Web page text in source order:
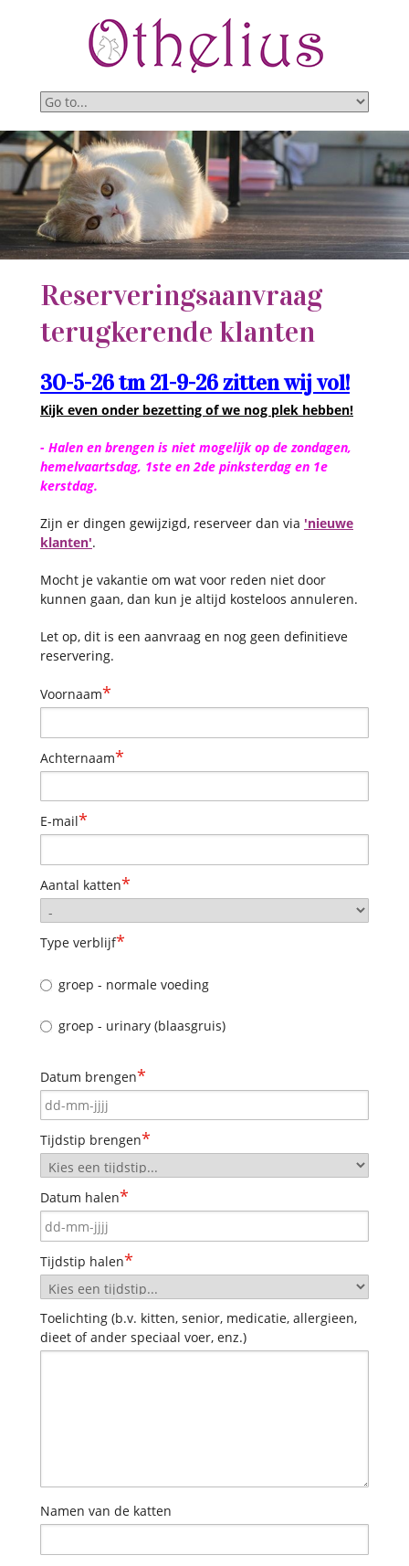
Reserveringsaanvraag
terugkerende klanten
30-5-26 tm 21-9-26 zitten wij vol!
Kijk even onder bezetting of we nog plek hebben!
- Halen en brengen is niet mogelijk op de zondagen,
hemelvaartsdag, 1ste en 2de pinksterdag en 1e
kerstdag.
Zijn er dingen gewijzigd, reserveer dan via 'nieuwe
klanten'.
Mocht je vakantie om wat voor reden niet door
kunnen gaan, dan kun je altijd kosteloos annuleren.
Let op, dit is een aanvraag en nog geen definitieve
reservering.
Voornaam*
Achternaam*
E-mail*
Aantal katten*
Type verblijf*
groep - normale voeding
groep - urinary (blaasgruis)
Datum brengen*
Tijdstip brengen*
Datum halen*
Tijdstip halen*
Toelichting (b.v. kitten, senior, medicatie, allergieen,
dieet of ander speciaal voer, enz.)
Namen van de katten